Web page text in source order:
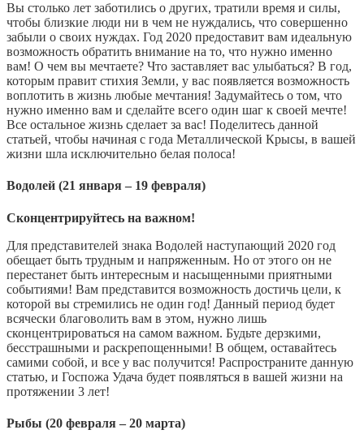
Вы столько лет заботились о других, тратили время и силы,
чтобы близкие люди ни в чем не нуждались, что совершенно
забыли о своих нуждах. Год 2020 предоставит вам идеальную
возможность обратить внимание на то, что нужно именно
вам! О чем вы мечтаете? Что заставляет вас улыбаться? В год,
которым правит стихия Земли, у вас появляется возможность
воплотить в жизнь любые мечтания! Задумайтесь о том, что
нужно именно вам и сделайте всего один шаг к своей мечте!
Все остальное жизнь сделает за вас! Поделитесь данной
статьей, чтобы начиная с года Металлической Крысы, в вашей
жизни шла исключительно белая полоса!
Водолей (21 января – 19 февраля)
Сконцентрируйтесь на важном!
Для представителей знака Водолей наступающий 2020 год
обещает быть трудным и напряженным. Но от этого он не
перестанет быть интересным и насыщенными приятными
событиями! Вам представится возможность достичь цели, к
которой вы стремились не один год! Данный период будет
всячески благоволить вам в этом, нужно лишь
сконцентрироваться на самом важном. Будьте дерзкими,
бесстрашными и раскрепощенными! В общем, оставайтесь
самими собой, и все у вас получится! Распространите данную
статью, и Госпожа Удача будет появляться в вашей жизни на
протяжении 3 лет!
Рыбы (20 февраля – 20 марта)